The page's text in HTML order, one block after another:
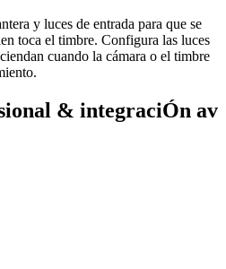
y luces de entrada para que se
toca el timbre. Configura las luces
cuando la cámara o el timbre
& integraciÓn av